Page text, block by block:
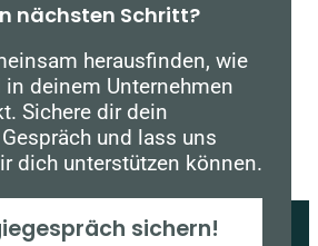
nächsten Schritt?
herausfinden, wie
deinem Unternehmen
Sichere dir dein
und lass uns
dich unterstützen können.
sichern!